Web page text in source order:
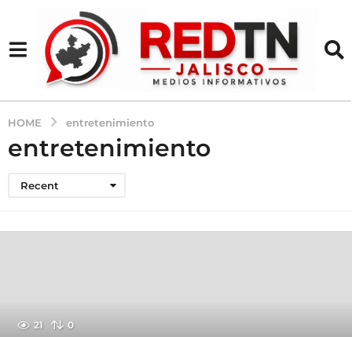
HOME entretenimiento
entretenimiento
Recent
21 0